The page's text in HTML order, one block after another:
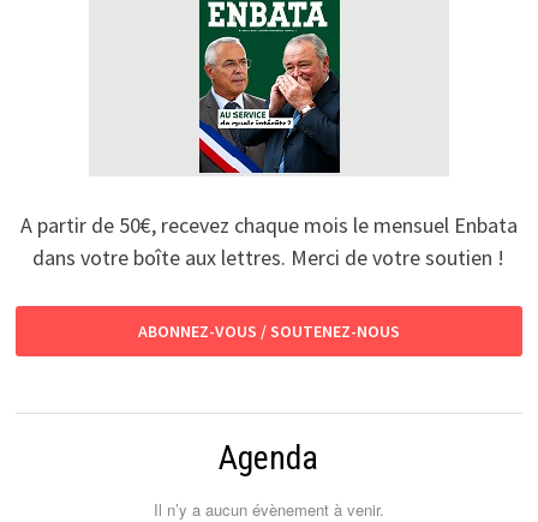
A partir de 50€, recevez chaque mois le mensuel Enbata
dans votre boîte aux lettres. Merci de votre soutien !
ABONNEZ-VOUS / SOUTENEZ-NOUS
Agenda
Il n’y a aucun évènement à venir.